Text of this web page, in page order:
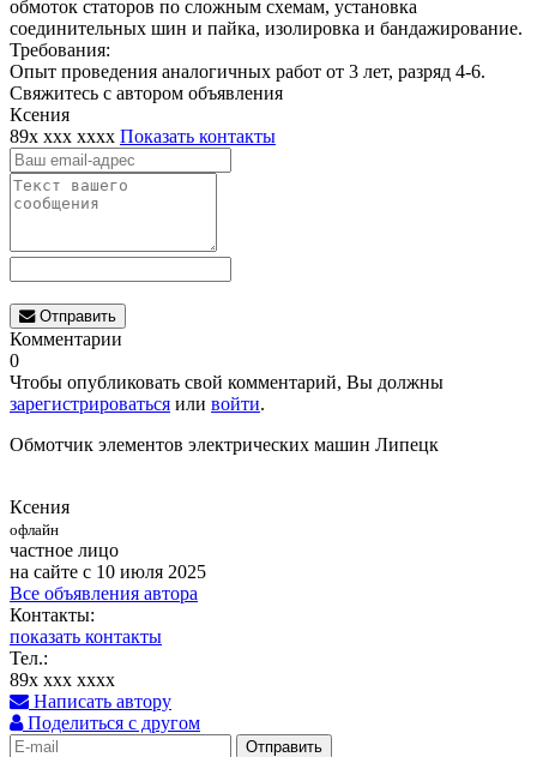
обмоток статоров по сложным схемам, установка
соединительных шин и пайка, изолировка и бандажирование.
Требования:
Опыт проведения аналогичных работ от 3 лет, разряд 4-6.
Свяжитесь с автором объявления
Ксения
89x xxx xxxx Показать контакты
Отправить
Комментарии
0
Чтобы опубликовать свой комментарий, Вы должны
зарегистрироваться или войти.
Обмотчик элементов электрических машин Липецк
Ксения
офлайн
частное лицо
на сайте с 10 июля 2025
Все объявления автора
Контакты:
показать контакты
Тел.:
89x xxx xxxx
Написать автору
Поделиться с другом
Отправить